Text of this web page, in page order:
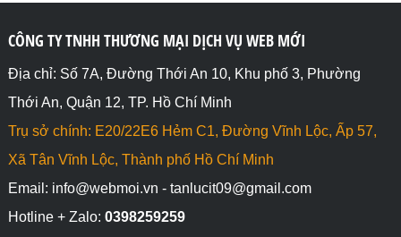
CÔNG TY TNHH THƯƠNG MẠI DỊCH VỤ WEB MỚI
Địa chỉ: Số 7A, Đường Thới An 10, Khu phố 3, Phường
Thới An, Quận 12, TP. Hồ Chí Minh
Trụ sở chính: E20/22E6 Hẻm C1, Đường Vĩnh Lộc, Ấp 57,
Xã Tân Vĩnh Lộc, Thành phố Hồ Chí Minh
Email: info@webmoi.vn - tanlucit09@gmail.com
Hotline + Zalo: 0398259259